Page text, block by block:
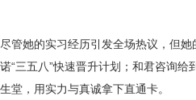
尽管她的实习经历引发全场热议，但
诺“三五八”快速晋升计划；和君咨询
生堂，用实力与真诚拿下直通卡。